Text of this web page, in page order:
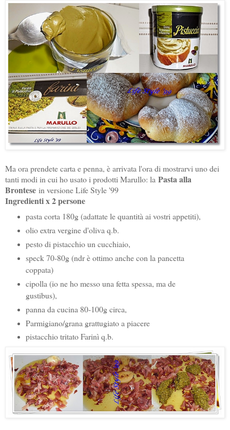
Ma ora prendete carta e penna, è arrivata l'ora di mostrarvi uno dei
tanti modi in cui ho usato i prodotti Marullo: la Pasta alla
Brontese in versione Life Style '99
Ingredienti x 2 persone
pasta corta 180g (adattate le quantità ai vostri appetiti),
olio extra vergine d'oliva q.b.
pesto di pistacchio un cucchiaio,
speck 70-80g (ndr è ottimo anche con la pancetta
coppata)
cipolla (io ne ho messo una fetta spessa, ma de
gustibus),
panna da cucina 80-100g circa,
Parmigiano/grana grattugiato a piacere
pistacchio tritato Farinì q.b.